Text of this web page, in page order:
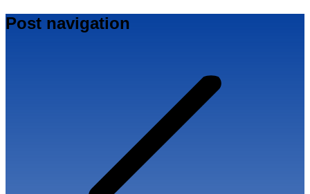
Post navigation